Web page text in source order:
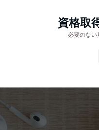
ッ
資格取
必要のない